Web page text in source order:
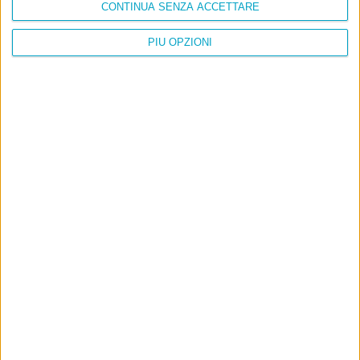
PIÙ OPZIONI
CONTINUA SENZA ACCETTARE
Info